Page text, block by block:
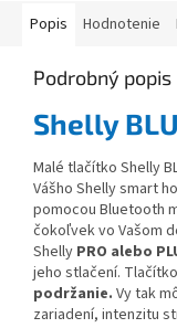
Popis Hodnotenie
Podrobný popis
Shelly
Malé tlačítko Shelly
Vášho Shelly smart
pomocou Bluetooth
čokoľvek vo Vašom
Shelly PRO alebo
jeho stlačení.
podržanie. Vy tak
zariadení, intenzitu